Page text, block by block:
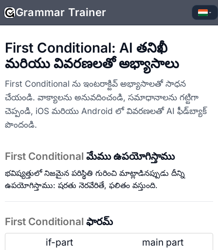
Grammar Trainer ▾
First Conditional: AI తనిఖీ
మరియు వివరణలతో అభ్యాసాలు
First Conditional ను ఇంటరాక్టివ్ అభ్యాసాలతో సాధన
చేయండి. వాక్యాలను అనువదించండి, సమాధానాలను గట్టిగా
చెప్పండి, iOS మరియు Android లో వివరణలతో AI ఫీడ్‌బ్యాక్
పొందండి.
First Conditional మేము ఉపయోగిస్తాము
భవిష్యత్తులో నిజమైన పరిస్థితి గురించి మాట్లాడినప్పుడు దీన్ని
ఉపయోగిస్తాము: షరతు నెరవేరితే, ఫలితం వస్తుంది.
First Conditional ఫారమ్
if-part
main part